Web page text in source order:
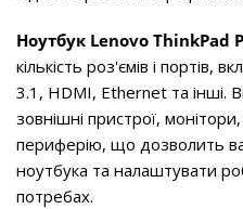
Ноутбук Lenovo ThinkPad
кількість роз'ємів і портів,
3.1, HDMI, Ethernet та інші.
зовнішні пристрої,
периферію, що дозволить
ноутбука та налаштувати
потребах.